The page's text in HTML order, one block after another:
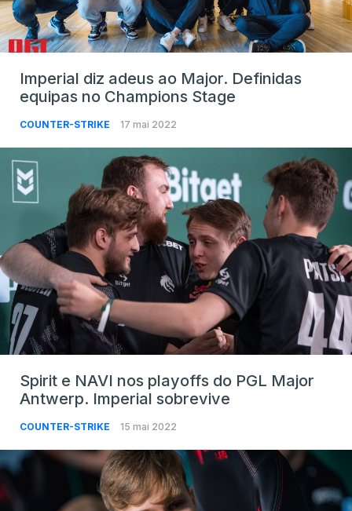
Imperial diz adeus ao Major. Definidas
equipas no Champions Stage
COUNTER-STRIKE 17 mai 2022
Spirit e NAVI nos playoffs do PGL Major
Antwerp. Imperial sobrevive
COUNTER-STRIKE 15 mai 2022